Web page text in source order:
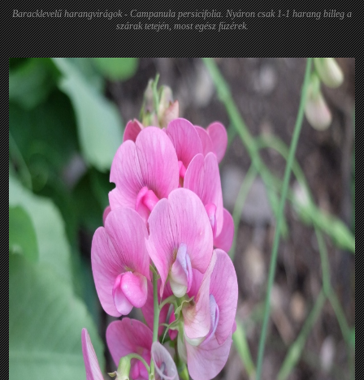
Baracklevelű harangvirágok - Campanula persicifolia. Nyáron csak 1-1 harang billeg a
szárak tetején, most egész füzérek.